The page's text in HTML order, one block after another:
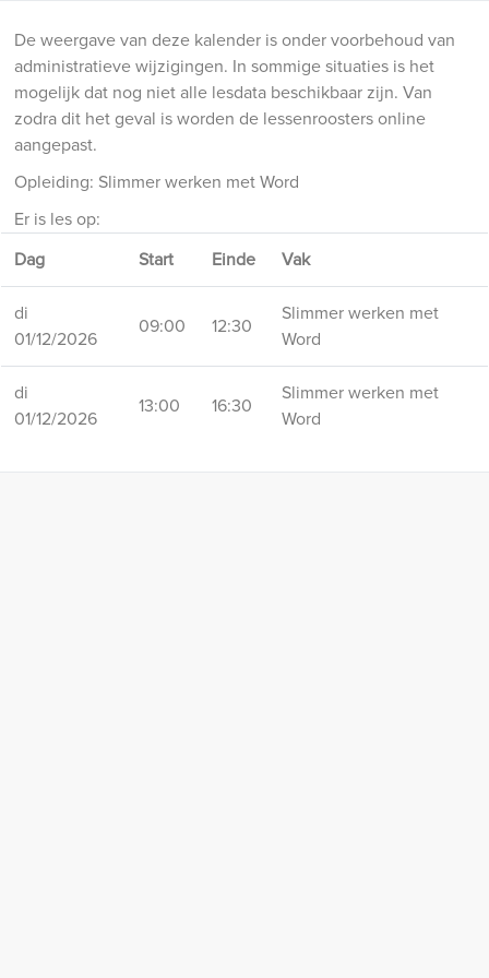
De weergave van deze kalender is onder voorbehoud van
administratieve wijzigingen. In sommige situaties is het
mogelijk dat nog niet alle lesdata beschikbaar zijn. Van
zodra dit het geval is worden de lessenroosters online
aangepast.
Opleiding: Slimmer werken met Word
Er is les op:
Dag
Start Einde Vak
di
01/12/2026
09:00 12:30
Slimmer werken met
Word
di
01/12/2026
13:00 16:30
Slimmer werken met
Word